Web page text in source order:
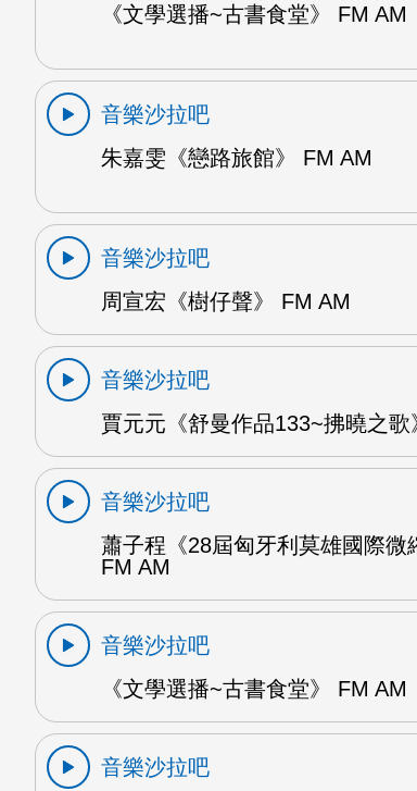
《文學選播~古書食堂》 FM AM
音樂沙拉吧
朱嘉雯《戀路旅館》 FM AM
音樂沙拉吧
周宣宏《樹仔聲》 FM AM
音樂沙拉吧
賈元元《舒曼作品133~拂曉之歌
音樂沙拉吧
蕭子程《28屆匈牙利莫雄國際微
FM AM
音樂沙拉吧
《文學選播~古書食堂》 FM AM
音樂沙拉吧